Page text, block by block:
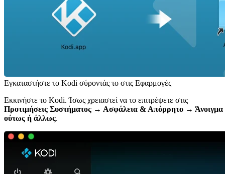
Εγκαταστήστε το Kodi σύροντάς το στις Εφαρμογές
Εκκινήστε το Kodi. Ίσως χρειαστεί να το επιτρέψετε στις
Προτιμήσεις Συστήματος → Ασφάλεια & Απόρρητο → Άνοιγμα
ούτως ή άλλως.